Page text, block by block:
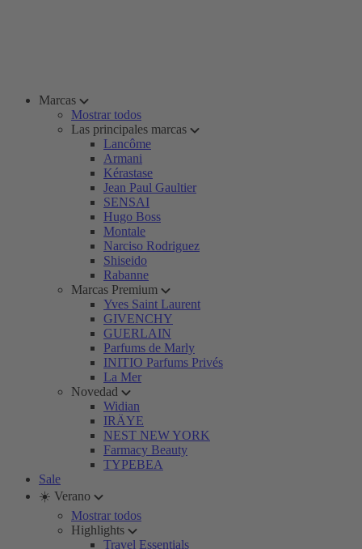
Marcas
Mostrar todos
Las principales marcas
Lancôme
Armani
Kérastase
Jean Paul Gaultier
SENSAI
Hugo Boss
Montale
Narciso Rodriguez
Shiseido
Rabanne
Marcas Premium
Yves Saint Laurent
GIVENCHY
GUERLAIN
Parfums de Marly
INITIO Parfums Privés
La Mer
Novedad
Widian
IRÄYE
NEST NEW YORK
Farmacy Beauty
TYPEBEA
Sale
☀️ Verano
Mostrar todos
Highlights
Travel Essentials